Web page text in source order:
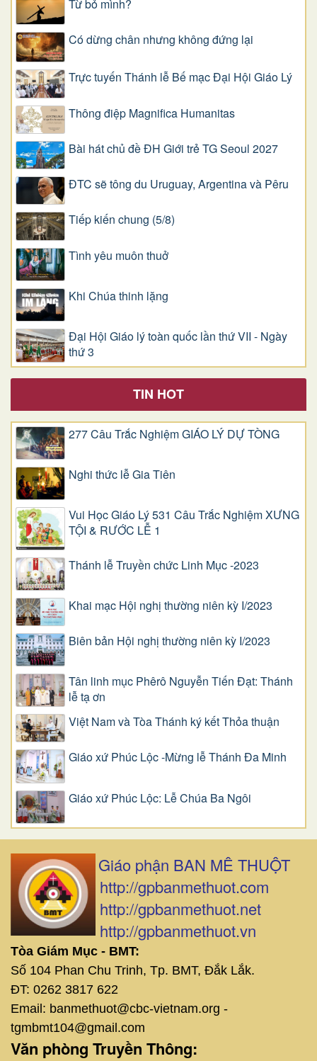
Từ bỏ mình?
Có dừng chân nhưng không đứng lại
Trực tuyến Thánh lễ Bế mạc Đại Hội Giáo Lý
Thông điệp Magnifica Humanitas
Bài hát chủ đề ĐH Giới trẻ TG Seoul 2027
ĐTC sẽ tông du Uruguay, Argentina và Pêru
Tiếp kiến chung (5/8)
Tình yêu muôn thuở
Khi Chúa thinh lặng
Đại Hội Giáo lý toàn quốc lần thứ VII - Ngày
thứ 3
TIN HOT
277 Câu Trắc Nghiệm GIÁO LÝ DỰ TÒNG
Nghi thức lễ Gia Tiên
Vui Học Giáo Lý 531 Câu Trắc Nghiệm XƯNG
TỘI & RƯỚC LỄ 1
Thánh lễ Truyền chức Linh Mục -2023
Khai mạc Hội nghị thường niên kỳ I/2023
Biên bản Hội nghị thường niên kỳ I/2023
Tân linh mục Phêrô Nguyễn Tiến Đạt: Thánh
lễ tạ ơn
Việt Nam và Tòa Thánh ký kết Thỏa thuận
Giáo xứ Phúc Lộc -Mừng lễ Thánh Đa Minh
Giáo xứ Phúc Lộc: Lễ Chúa Ba Ngôi
Giáo phận BAN MÊ THUỘT
http://gpbanmethuot.com
http://gpbanmethuot.net
http://gpbanmethuot.vn
Tòa Giám Mục - BMT:
Số 104 Phan Chu Trinh, Tp. BMT, Đắk Lắk.
ĐT: 0262 3817 622
Email: banmethuot@cbc-vietnam.org -
tgmbmt104@gmail.com
Văn phòng Truyền Thông: